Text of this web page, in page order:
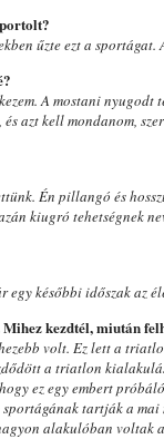
űzte ezt a
A mostani nyugodt
azt kell mondanom,
Én pillangó és
kiugró tehetségnek
egy későbbi időszak az
kezdtél, miután
volt. Ez lett a
a triatlon
ez egy embert
tartják a mai
alakulóban voltak